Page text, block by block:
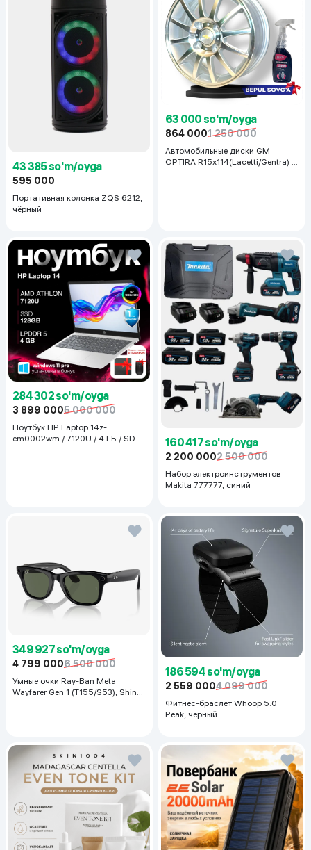
43 385 so'm/oyga
595 000
Портативная колонка ZQS 6212,
чёрный
63 000 so'm/oyga
864 0001 250 000
Автомобильные диски GM
OPTIRA R15x114(Lacetti/Gentra) 1
284 302 so'm/oyga
3 899 0005 000 000
Ноутбук HP Laptop 14z-
em0002wm / 7120U / 4 ГБ / SDD
160 417 so'm/oyga
2 200 0002 500 000
Набор электроинструментов
Makita 777777, синий
349 927 so'm/oyga
4 799 0006 500 000
Умные очки Ray-Ban Meta
Wayfarer Gen 1 (T155/S53), Shiny
186 594 so'm/oyga
2 559 0004 099 000
Фитнес-браслет Whoop 5.0
Peak, черный